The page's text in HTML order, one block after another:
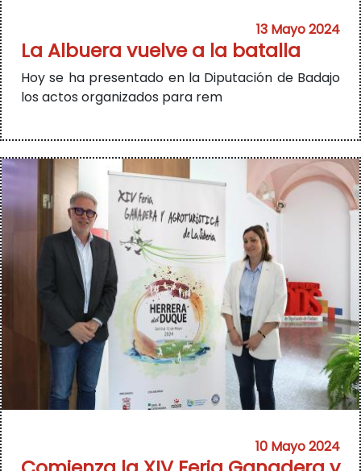
13 Mayo 2024
La Albuera vuelve a la batalla
Hoy se ha presentado en la Diputación de Badajo
los actos organizados para rem
10 Mayo 2024